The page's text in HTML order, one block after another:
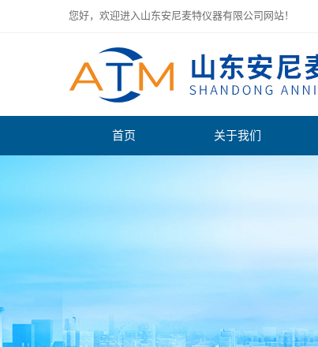
您好，欢迎进入山东安尼麦特仪器有限公司网站！
首页 关于我们